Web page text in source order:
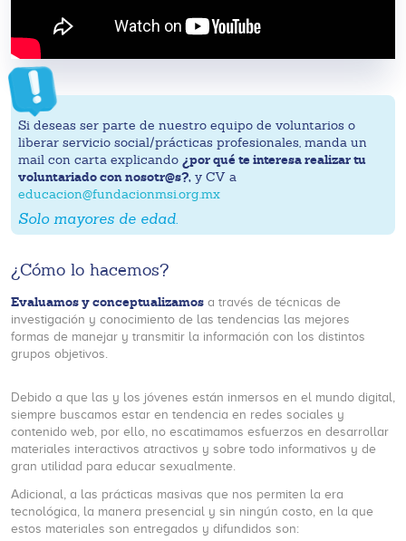
Si deseas ser parte de nuestro equipo de voluntarios o
liberar servicio social/prácticas profesionales, manda un
mail con carta explicando ¿por qué te interesa realizar tu
voluntariado con nosotr@s?, y CV a
educacion@fundacionmsi.org.mx
Solo mayores de edad.
¿Cómo lo hacemos?
Evaluamos y conceptualizamos a través de técnicas de
investigación y conocimiento de las tendencias las mejores
formas de manejar y transmitir la información con los distintos
grupos objetivos.
Adicional, a las prácticas masivas que nos permiten la era
tecnológica, la manera presencial y sin ningún costo, en la que
estos materiales son entregados y difundidos son:
Debido a que las y los jóvenes están inmersos en el mundo digital,
siempre buscamos estar en tendencia en redes sociales y
contenido web, por ello, no escatimamos esfuerzos en desarrollar
materiales interactivos atractivos y sobre todo informativos y de
gran utilidad para educar sexualmente.